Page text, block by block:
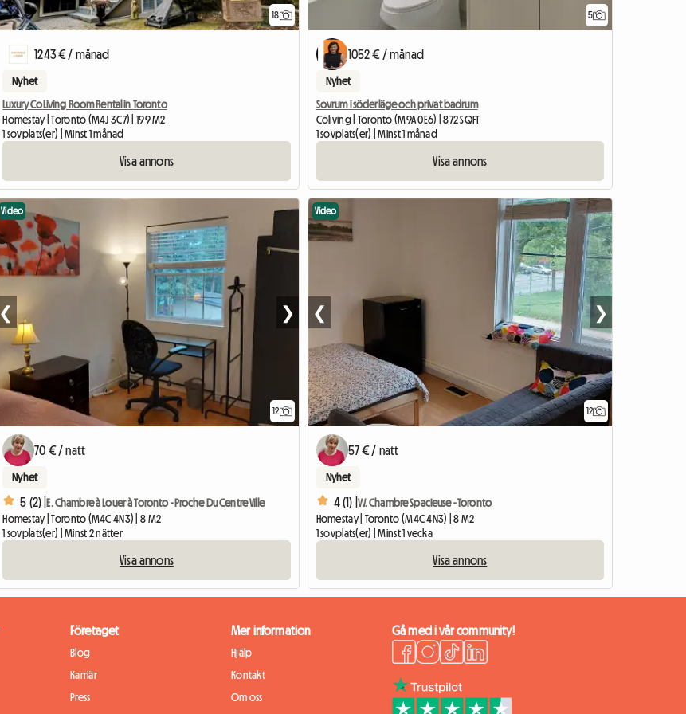
18
1243 € / månad
Nyhet
Luxury CoLiving Room Rental in Toronto
Homestay | Toronto (M4J 3C7) | 199 M2
1 sovplats(er) | Minst 1 månad
Visa annons
5
1052 € / månad
Nyhet
Sovrum i söderläge och privat badrum
Coliving | Toronto (M9A 0E6) | 872 SQFT
1 sovplats(er) | Minst 1 månad
Visa annons
12
Video
❮ ❯
70 € / natt
Nyhet
5 (2) |E. Chambre à Louer à Toronto - Proche Du Centre Ville
Homestay | Toronto (M4C 4N3) | 8 M2
1 sovplats(er) | Minst 2 nätter
Visa annons
12
Video
❮ ❯
57 € / natt
Nyhet
4 (1) | W. Chambre Spacieuse - Toronto
Homestay | Toronto (M4C 4N3) | 8 M2
1 sovplats(er) | Minst 1 vecka
Visa annons
Företaget
Blog
Karriär
Press
Mer information
Hjälp
Kontakt
Om oss
Gå med i vår community!